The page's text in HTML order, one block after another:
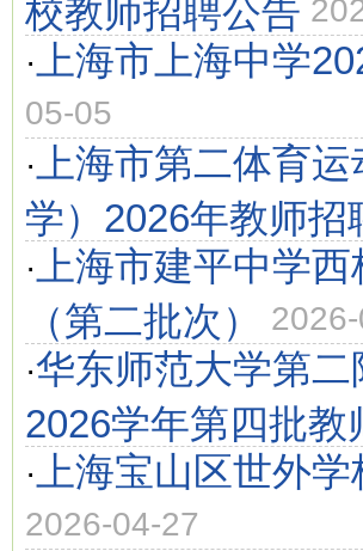
校教师招聘公告
·
上海市上海中学
05-05
·
上海市第二体育
学）2026年教师招
·
上海市建平中学
（第二批次）
·华东师范大学第
2026学年第四批教
·
上海宝山区世外
2026-04-27